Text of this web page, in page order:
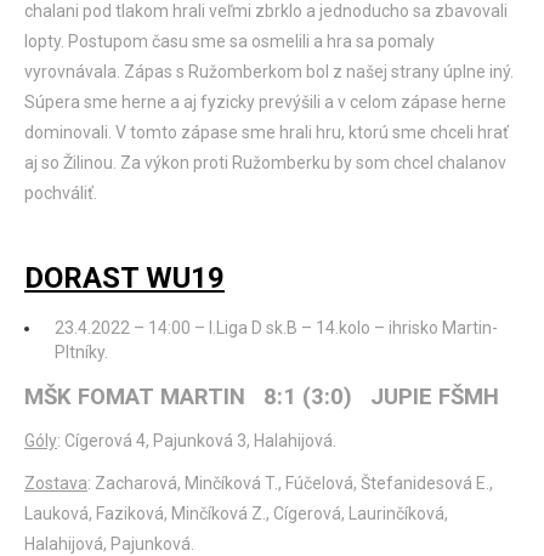
chalani pod tlakom hrali veľmi zbrklo a jednoducho sa zbavovali
lopty. Postupom času sme sa osmelili a hra sa pomaly
vyrovnávala. Zápas s Ružomberkom bol z našej strany úplne iný.
Súpera sme herne a aj fyzicky prevýšili a v celom zápase herne
dominovali. V tomto zápase sme hrali hru, ktorú sme chceli hrať
aj so Žilinou. Za výkon proti Ružomberku by som chcel chalanov
pochváliť.
DORAST WU19
23.4.2022 – 14:00 – I.Liga D sk.B – 14.kolo – ihrisko Martin-
Pltníky.
MŠK FOMAT MARTIN 8:1 (3:0) JUPIE FŠMH
Góly: Cígerová 4, Pajunková 3, Halahijová.
Zostava: Zacharová, Minčíková T., Fúčelová, Štefanidesová E.,
Lauková, Faziková, Minčíková Z., Cígerová, Laurinčíková,
Halahijová, Pajunková.